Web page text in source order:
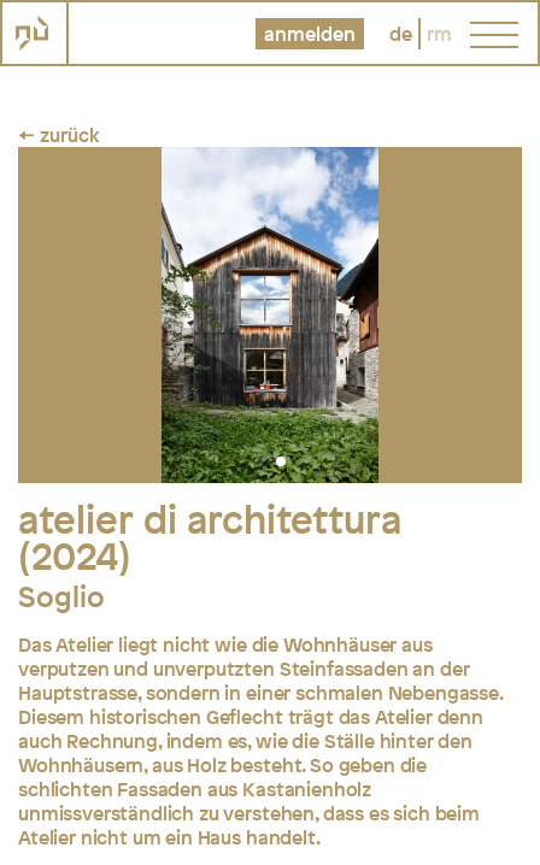
anmelden de rm
← zurück
atelier di architettura
(2024)
Soglio
Das Atelier liegt nicht wie die Wohnhäuser aus
verputzen und unverputzten Steinfassaden an der
Hauptstrasse, sondern in einer schmalen Nebengasse.
Diesem historischen Geflecht trägt das Atelier denn
auch Rechnung, indem es, wie die Ställe hinter den
Wohnhäusern, aus Holz besteht. So geben die
schlichten Fassaden aus Kastanienholz
unmissverständlich zu verstehen, dass es sich beim
Atelier nicht um ein Haus handelt.